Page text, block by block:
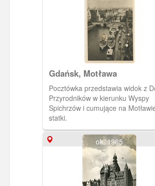
Gdańsk, Motława
Pocztówka przedstawia widok z
Przyrodników w kierunku Wyspy
Spichrzów i cumujące na
statki.
ok. 1965